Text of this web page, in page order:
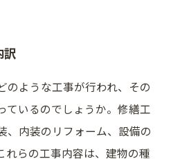
訳
のような工事が行われ、その
ているのでしょうか。修繕工
、内装のリフォーム、設備の
れらの工事内容は、建物の種